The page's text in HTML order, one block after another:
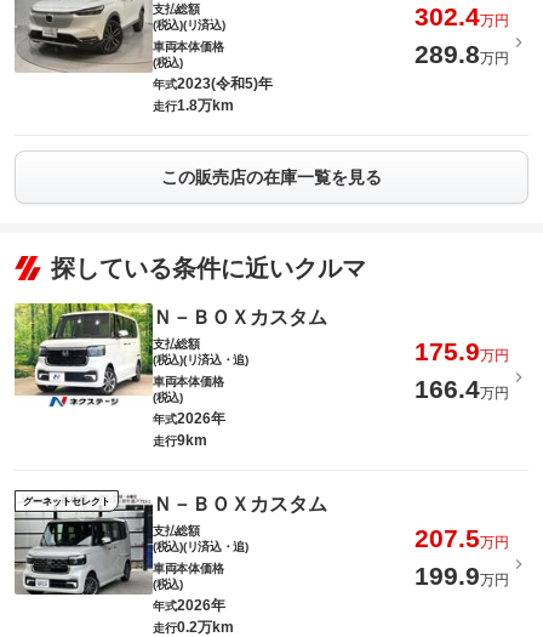
支払総額
(税込)(リ済込)
302.4万円
車両本体価格
(税込)
289.8万円
年式2023(令和5)年
走行1.8万km
この販売店の在庫一覧を見る
探している条件に近いクルマ
Ｎ－ＢＯＸカスタム
支払総額
(税込)(リ済込・追)
175.9万円
車両本体価格
(税込)
166.4万円
年式2026年
走行9km
グーネットセレクト Ｎ－ＢＯＸカスタム
支払総額
(税込)(リ済込・追)
207.5万円
車両本体価格
(税込)
199.9万円
年式2026年
走行0.2万km